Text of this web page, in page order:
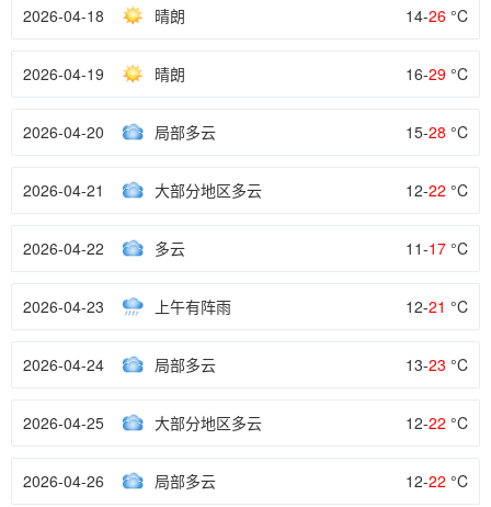
2026-04-18 晴朗 14-26 °C
2026-04-19 晴朗 16-29 °C
2026-04-20 局部多云 15-28 °C
2026-04-21 大部分地区多云 12-22 °C
2026-04-22 多云 11-17 °C
2026-04-23 上午有阵雨 12-21 °C
2026-04-24 局部多云 13-23 °C
2026-04-25 大部分地区多云 12-22 °C
2026-04-26 局部多云 12-22 °C